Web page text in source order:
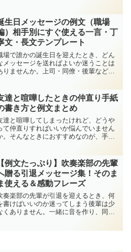
か。この記事では、社内報にそのまま
える50字の抱負例文...
生日メッセージの例文（職場
）相手別にすぐ使える一言・丁
文・長文テンプレート
場で誰かの誕生日を迎えたとき、どん
メッセージを送ればよいか迷うことは
りませんか。上司・同僚・後輩など、
すいポイントです。この記事では、誕
日メッセージの例文を職...
達と喧嘩したときの仲直り手紙
書き方と例文まとめ
達と喧嘩してしまったけれど、どうや
て仲直りすればいいか悩んでいません
。そんなときにおすすめなのが、手紙
かり伝えることができます。この記事で
は、自分が悪かったときや...
【例文たっぷり】吹奏楽部の先輩
贈る引退メッセージ集！そのま
使える＆感動フレーズ
奏楽部の先輩が引退を迎えるとき、何
書けばいいのか迷ってしまう後輩は少
くありません。一緒に音を作り、同じ